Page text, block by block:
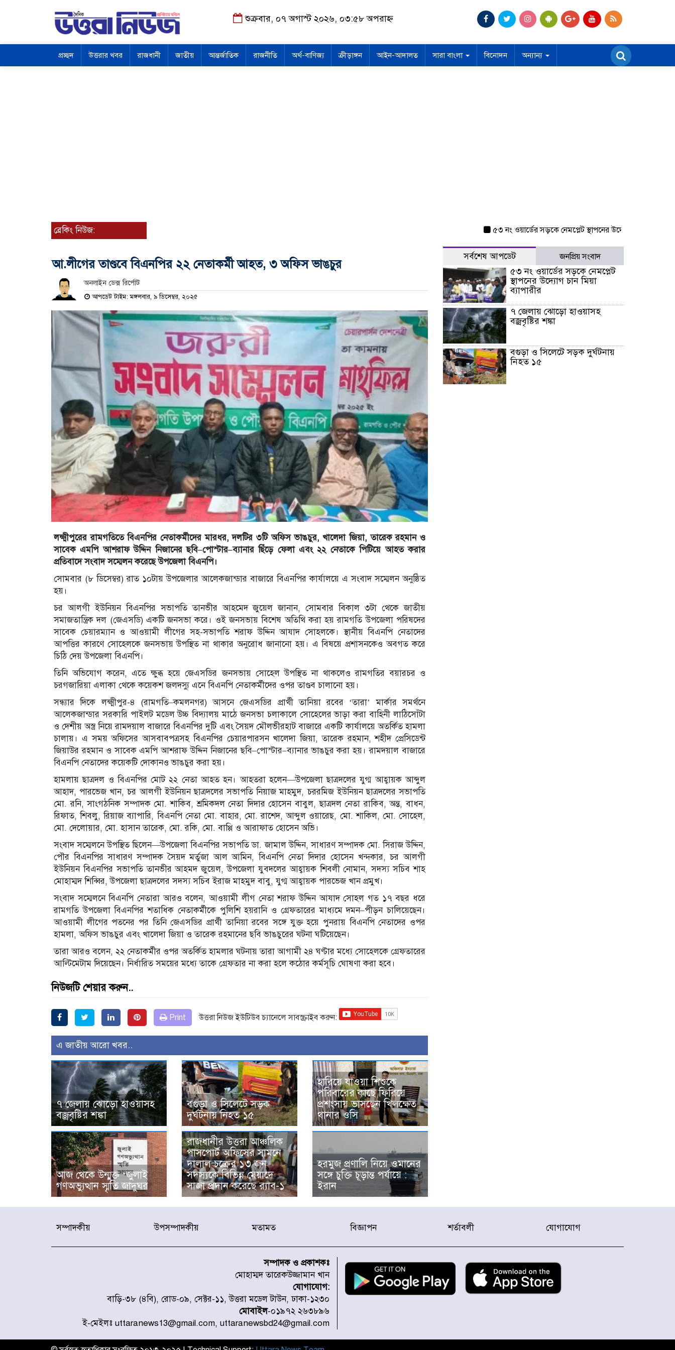
শুক্রবার, ০৭ অগাস্ট ২০২৬, ০৩:৫৮ অপরাহ্ন
প্রচ্ছদ উত্তরার খবর রাজধানী জাতীয় আন্তর্জাতিক রাজনীতি অর্থ-বাণিজ্য ক্রীড়াঙ্গন আইন-আদালত সারা বাংলা বিনোদন অন্যান্য
ব্রেকিং নিউজ: ৫৩ নং ওয়ার্ডের সড়কে নেমপ্লেট স্থাপনের উদ্যোগ চান মিয়া ব্যাপারীর
আ.লীগের তাণ্ডবে বিএনপির ২২ নেতাকর্মী আহত, ৩ অফিস ভাঙচুর
অনলাইন ডেক্স রির্পোট
আপডেট টাইম: মঙ্গলবার, ৯ ডিসেম্বর, ২০২৫
লক্ষ্মীপুরের রামগতিতে বিএনপির নেতাকর্মীদের মারধর, দলটির ৩টি অফিস ভাঙচুর, খালেদা জিয়া, তারেক রহমান ও
সাবেক এমপি আশরাফ উদ্দিন নিজানের ছবি–পোস্টার–ব্যানার ছিঁড়ে ফেলা এবং ২২ নেতাকে পিটিয়ে আহত করার
প্রতিবাদে সংবাদ সম্মেলন করেছে উপজেলা বিএনপি।
সোমবার (৮ ডিসেম্বর) রাত ১০টায় উপজেলার আলেকজান্ডার বাজারে বিএনপির কার্যালয়ে এ সংবাদ সম্মেলন অনুষ্ঠিত
হয়।
চর আলগী ইউনিয়ন বিএনপির সভাপতি তানভীর আহমেদ জুয়েল জানান, সোমবার বিকাল ৩টা থেকে জাতীয়
সমাজতান্ত্রিক দল (জেএসডি) একটি জনসভা করে। ওই জনসভায় বিশেষ অতিথি করা হয় রামগতি উপজেলা পরিষদের
সাবেক চেয়ারম্যান ও আওয়ামী লীগের সহ-সভাপতি শরাফ উদ্দিন আযাদ সোহলকে। স্থানীয় বিএনপি নেতাদের
আপত্তির কারণে সোহেলকে জনসভায় উপস্থিত না থাকার অনুরোধ জানানো হয়। এ বিষয়ে প্রশাসনকেও অবগত করে
চিঠি দেয় উপজেলা বিএনপি।
তিনি অভিযোগ করেন, এতে ক্ষুব্ধ হয়ে জেএসডির জনসভায় সোহেল উপস্থিত না থাকলেও রামগতির বয়ারচর ও
চরগজারিয়া এলাকা থেকে কয়েকশ জলদস্যু এনে বিএনপি নেতাকর্মীদের ওপর তাণ্ডব চালানো হয়।
সন্ধ্যার দিকে লক্ষ্মীপুর-৪ (রামগতি–কমলনগর) আসনে জেএসডির প্রার্থী তানিয়া রবের ‘তারা’ মার্কার সমর্থনে
আলেকজান্ডার সরকারি পাইলট মডেল উচ্চ বিদ্যালয় মাঠে জনসভা চলাকালে সোহেলের ভাড়া করা বাহিনী লাঠিসোঁটা
ও দেশীয় অস্ত্র নিয়ে রামদয়াল বাজারে বিএনপির দুটি এবং সৈয়দ মৌলভীরহাট বাজারে একটি কার্যালয়ে অতর্কিত হামলা
চালায়। এ সময় অফিসের আসবাবপত্রসহ বিএনপির চেয়ারপারসন খালেদা জিয়া, তারেক রহমান, শহীদ প্রেসিডেন্ট
জিয়াউর রহমান ও সাবেক এমপি আশরাফ উদ্দিন নিজানের ছবি–পোস্টার–ব্যানার ভাঙচুর করা হয়। রামদয়াল বাজারে
বিএনপি নেতাদের কয়েকটি দোকানও ভাঙচুর করা হয়।
হামলায় ছাত্রদল ও বিএনপির মোট ২২ নেতা আহত হন। আহতরা হলেন—উপজেলা ছাত্রদলের যুগ্ম আহ্বায়ক আব্দুল
আহাদ, পারভেজ খান, চর আলগী ইউনিয়ন ছাত্রদলের সভাপতি নিয়াজ মাহমুদ, চররমিজ ইউনিয়ন ছাত্রদলের সভাপতি
মো. রনি, সাংগঠনিক সম্পাদক মো. শাকিব, শ্রমিকদল নেতা দিদার হোসেন বাবুল, ছাত্রদল নেতা রাকিব, অন্ত, বাধন,
রিফাত, শিবলু, রিয়াজ ব্যাপারি, বিএনপি নেতা মো. বাহার, মো. রাশেদ, আব্দুল ওয়ারেছ, মো. শাকিল, মো. সোহেল,
মো. দেলোয়ার, মো. হাসান তারেক, মো. রকি, মো. বাপ্পি ও আরাফাত হোসেন অভি।
সংবাদ সম্মেলনে উপস্থিত ছিলেন—উপজেলা বিএনপির সভাপতি ডা. জামাল উদ্দিন, সাধারণ সম্পাদক মো. সিরাজ উদ্দিন,
পৌর বিএনপির সাধারণ সম্পাদক সৈয়দ মর্তুজা আল আমিন, বিএনপি নেতা দিদার হোসেন খন্দকার, চর আলগী
ইউনিয়ন বিএনপির সভাপতি তানভীর আহমদ জুয়েল, উপজেলা যুবদলের আহ্বায়ক শিবলী নোমান, সদস্য সচিব শাহ
মোহাম্মদ শিব্বির, উপজেলা ছাত্রদলের সদস্য সচিব ইরাজ মাহমুদ বাবু, যুগ্ম আহ্বায়ক পারভেজ খান প্রমুখ।
সংবাদ সম্মেলনে বিএনপি নেতারা আরও বলেন, আওয়ামী লীগ নেতা শরাফ উদ্দিন আযাদ সোহল গত ১৭ বছর ধরে
রামগতি উপজেলা বিএনপির শতাধিক নেতাকর্মীকে পুলিশি হয়রানি ও গ্রেফতারের মাধ্যমে দমন–পীড়ন চালিয়েছেন।
আওয়ামী লীগের পতনের পর তিনি জেএসডির প্রার্থী তানিয়া রবের সঙ্গে যুক্ত হয়ে পুনরায় বিএনপি নেতাদের ওপর
হামলা, অফিস ভাঙচুর এবং খালেদা জিয়া ও তারেক রহমানের ছবি ভাঙচুরের ঘটনা ঘটিয়েছেন।
তারা আরও বলেন, ২২ নেতাকর্মীর ওপর অতর্কিত হামলার ঘটনায় তারা আগামী ২৪ ঘণ্টার মধ্যে সোহেলকে গ্রেফতারের
আল্টিমেটাম দিয়েছেন। নির্ধারিত সময়ের মধ্যে তাকে গ্রেফতার না করা হলে কঠোর কর্মসূচি ঘোষণা করা হবে।
নিউজটি শেয়ার করুন..
Print উত্তরা নিউজ ইউটিউব চ্যানেলে সাবস্ক্রাইব করুন:
এ জাতীয় আরো খবর..
৭ জেলায় ঝোড়ো হাওয়াসহ
বজ্রবৃষ্টির শঙ্কা
বগুড়া ও সিলেটে সড়ক
দুর্ঘটনায় নিহত ১৫
হারিয়ে যাওয়া শিশুকে
পরিবারের কাছে ফিরিয়ে
প্রশংসায় ভাসছেন খিলক্ষেত
থানার ওসি
আজ থেকে উন্মুক্ত ‘জুলাই
গণঅভ্যুত্থান স্মৃতি জাদুঘর
রাজধানীর উত্তরা আঞ্চলিক
পাসপোর্ট অফিসের সামনে
দালাল চক্রের ১৩ জন
সদস্যকে বিভিন্ন মেয়াদে
সাজা প্রদান করেছে র‌্যাব-১
হরমুজ প্রণালি নিয়ে ওমানের
সঙ্গে চুক্তি চূড়ান্ত পর্যায়ে :
ইরান
সর্বশেষ আপডেট জনপ্রিয় সংবাদ
৫৩ নং ওয়ার্ডের সড়কে নেমপ্লেট
স্থাপনের উদ্যোগ চান মিয়া
ব্যাপারীর
৭ জেলায় ঝোড়ো হাওয়াসহ
বজ্রবৃষ্টির শঙ্কা
বগুড়া ও সিলেটে সড়ক দুর্ঘটনায়
নিহত ১৫
সম্পাদকীয় উপসম্পাদকীয় মতামত বিজ্ঞাপন শর্তাবলী যোগাযোগ
সম্পাদক ও প্রকাশকঃ
মোহাম্মদ তারেকউজ্জামান খান
যোগাযোগ:
বাড়ি-৩৮ (৪বি), রোড-০৯, সেক্টর-১১, উত্তরা মডেল টাউন, ঢাকা-১২৩০
মোবাইল-০১৯৭২ ২৬৩৮৯৬
ই-মেইলঃ uttaranews13@gmail.com, uttaranewsbd24@gmail.com